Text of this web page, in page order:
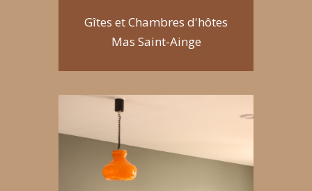
Gîtes et Chambres d'hôtes
Mas Saint-Ainge